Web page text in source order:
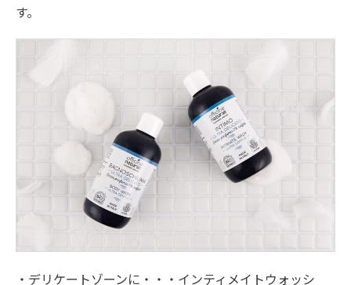
す。
・デリケートゾーンに・・・インティメイトウォッシ